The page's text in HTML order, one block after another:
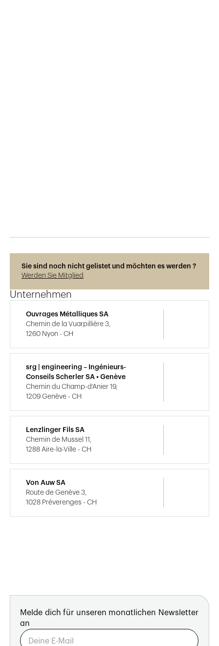
Sie sind noch nicht gelistet und möchten es werden ?
Werden Sie Mitglied
Unternehmen
Ouvrages Métalliques SA
Chemin de la Vuarpillière 3,
1260 Nyon - CH
srg | engineering – Ingénieurs-
Conseils Scherler SA • Genève
Chemin du Champ-d'Anier 19,
1209 Genève - CH
Lenzlinger Fils SA
Chemin de Mussel 11,
1288 Aire-la-Ville - CH
Von Auw SA
Route de Genève 3,
1028 Préverenges - CH
Melde dich für unseren monatlichen Newsletter
an